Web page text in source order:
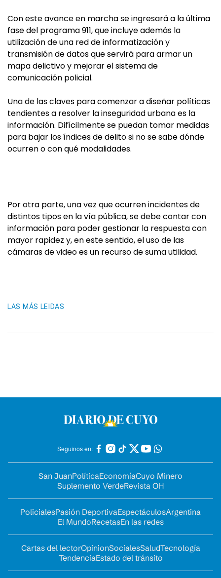
Con este avance en marcha se ingresará a la última
fase del programa 911, que incluye además la
utilización de una red de informatización y
transmisión de datos que servirá para armar un
mapa delictivo y mejorar el sistema de
comunicación policial.
Una de las claves para comenzar a diseñar políticas
tendientes a resolver la inseguridad urbana es la
información. Difícilmente se puedan tomar medidas
para bajar los índices de delito si no se sabe dónde
ocurren o con qué modalidades.
Por otra parte, una vez que ocurren incidentes de
distintos tipos en la vía pública, se debe contar con
información para poder gestionar la respuesta con
mayor rapidez y, en este sentido, el uso de las
cámaras de video es un recurso de suma utilidad.
LAS MÁS LEIDAS
Seguinos en:
San JuanPolíticaEconomíaCuyo Minero
Suplemento VerdeRevista OH
PolicialesPasión DeportivaEspectáculosArgentina
El MundoRecetasEn las redes
Cartas del lectorOpinionSocialesSaludTecnología
TendenciaEstado del tránsito